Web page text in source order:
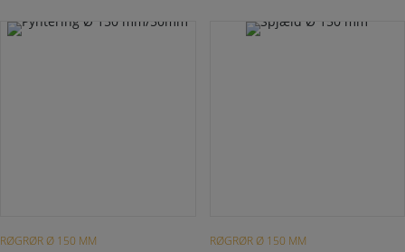
RØGRØR Ø 150 MM RØGRØR Ø 150 MM